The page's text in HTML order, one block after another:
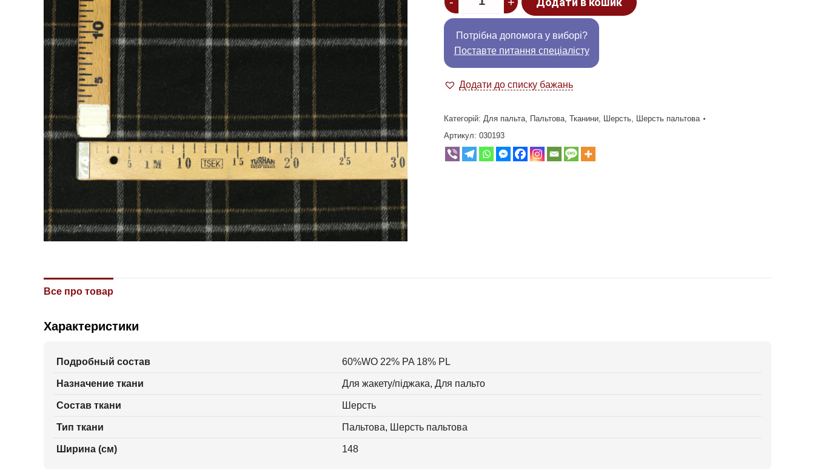
Потрібна допомога у виборі?
Поставте питання спеціалісту
Додати до списку бажань
Категорій: Для пальта, Пальтова, Тканини, Шерсть, Шерсть пальтова
Артикул: 030193
Все про товар
Характеристики
Подробный состав 60%WO 22% PA 18% PL
Назначение ткани Для жакету/піджака, Для пальто
Состав ткани Шерсть
Тип ткани Пальтова, Шерсть пальтова
Ширина (см) 148